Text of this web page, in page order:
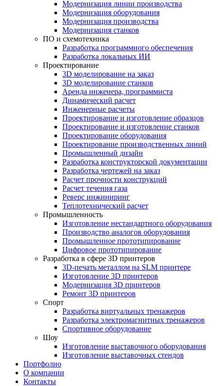
Модернизация линии производства
Модернизация оборудования
Модернизация производства
Модернизация станков
ПО и схемотехника
Разработка программного обеспечения
Разработка локальных ИИ
Проектирование
3D моделирование на заказ
3D моделирование станков
Аренда инженера, программиста
Динамический расчет
Инженерные расчеты
Проектирование и изготовление образцов
Проектирование и изготовление станков
Проектирование оборудования
Проектирование производственных линий
Промышленный дизайн
Разработка конструкторской документации
Разработка чертежей на заказ
Расчет прочности конструкций
Расчет течения газа
Реверс инжиниринг
Теплотехнический расчет
Промышленность
Изготовление нестандартного оборудования
Производство аналогов оборудования
Промышленное прототипирование
Цифровое прототипирование
Разработка в сфере 3D принтеров
3D-печать металлом на SLM принтере
Изготовление 3D принтеров
Модернизация 3D принтеров
Ремонт 3D принтеров
Спорт
Разработка виртуальных тренажеров
Разработка электромагнитных тренажеров
Спортивное оборудование
Шоу
Изготовление выставочного оборудования
Изготовление выставочных стендов
Портфолио
О компании
Контакты